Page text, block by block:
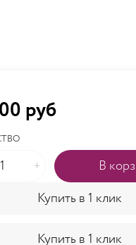
руб
В
Купить в 1 клик
Купить в 1 клик